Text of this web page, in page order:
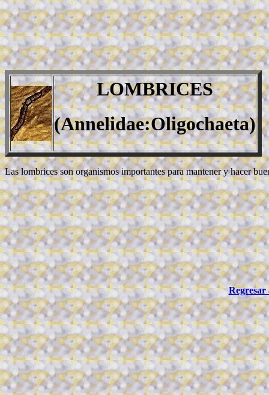
LOMBRICES
(Annelidae:Oligochaeta)
Las lombrices son organismos importantes para mantener y hacer
Regresar